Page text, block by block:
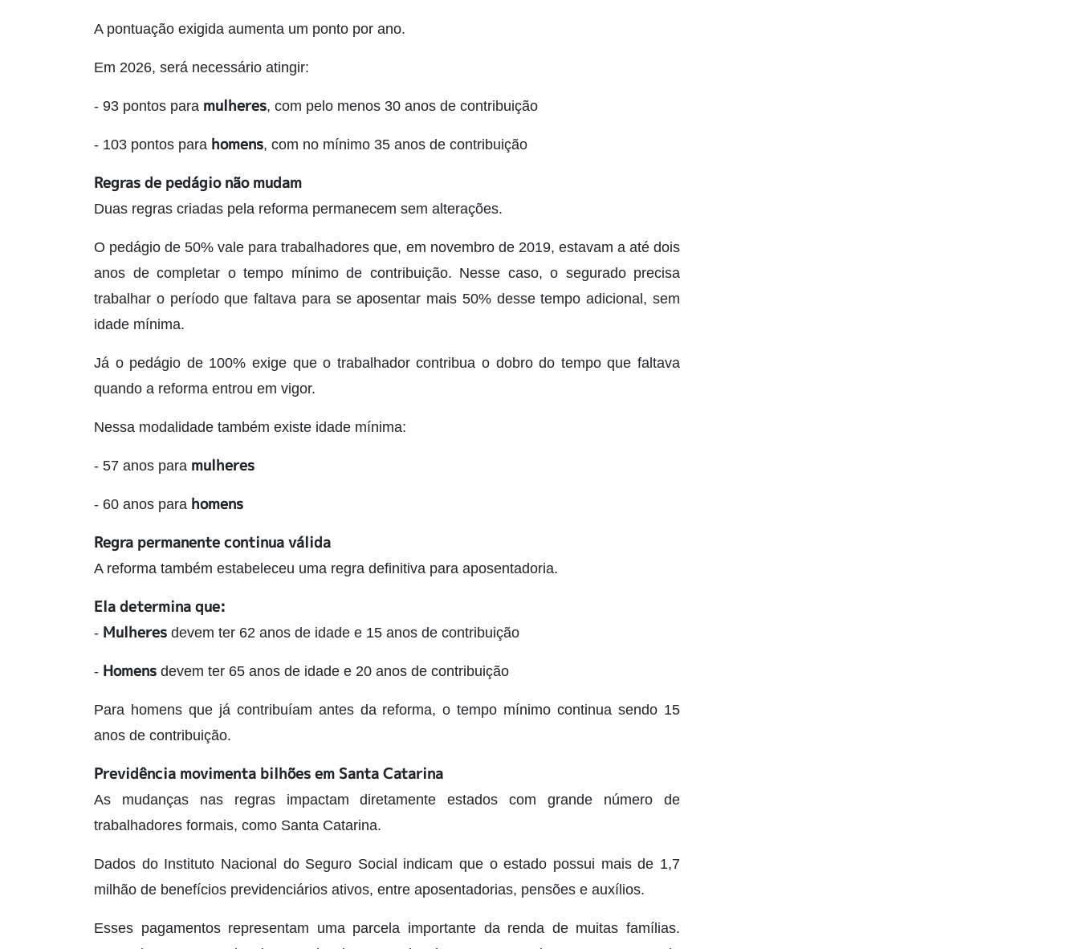
A pontuação exigida aumenta um ponto por ano.
Em 2026, será necessário atingir:
- 93 pontos para mulheres, com pelo menos 30 anos de contribuição
- 103 pontos para homens, com no mínimo 35 anos de contribuição
Regras de pedágio não mudam
Duas regras criadas pela reforma permanecem sem alterações.
O pedágio de 50% vale para trabalhadores que, em novembro de 2019, estavam a até dois
anos de completar o tempo mínimo de contribuição. Nesse caso, o segurado precisa
trabalhar o período que faltava para se aposentar mais 50% desse tempo adicional, sem
idade mínima.
Já o pedágio de 100% exige que o trabalhador contribua o dobro do tempo que faltava
quando a reforma entrou em vigor.
Nessa modalidade também existe idade mínima:
- 57 anos para mulheres
- 60 anos para homens
Regra permanente continua válida
A reforma também estabeleceu uma regra definitiva para aposentadoria.
Ela determina que:
- Mulheres devem ter 62 anos de idade e 15 anos de contribuição
- Homens devem ter 65 anos de idade e 20 anos de contribuição
Para homens que já contribuíam antes da reforma, o tempo mínimo continua sendo 15
anos de contribuição.
Previdência movimenta bilhões em Santa Catarina
As mudanças nas regras impactam diretamente estados com grande número de
trabalhadores formais, como Santa Catarina.
Dados do Instituto Nacional do Seguro Social indicam que o estado possui mais de 1,7
milhão de benefícios previdenciários ativos, entre aposentadorias, pensões e auxílios.
Esses pagamentos representam uma parcela importante da renda de muitas famílias.